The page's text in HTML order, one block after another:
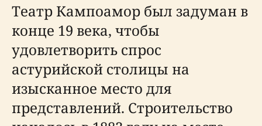
Театр Кампоамор был задуман в
конце 19 века, чтобы
удовлетворить спрос
астурийской столицы на
изысканное место для
представлений. Строительство